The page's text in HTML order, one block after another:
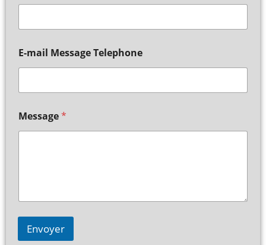
E-mail Message Telephone
Message*
Envoyer